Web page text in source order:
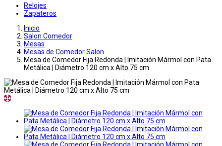
Relojes
Zapateros
Inicio
Salon Comedor
Mesas
Mesas de Comedor Salon
Mesa de Comedor Fija Redonda | Imitación Mármol con Pata
Metálica | Diámetro 120 cm x Alto 75 cm